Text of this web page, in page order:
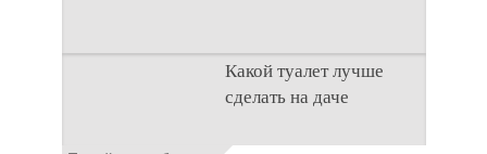
Туалет на даче – это
первая постройка,
которая изначально
участке. Она может
Какой туалет лучше
сделать на даче
Когда люди долгое